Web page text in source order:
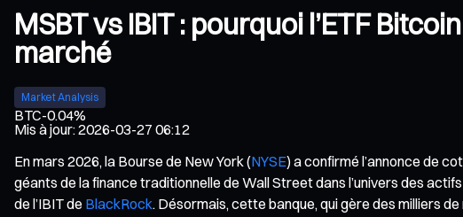
MSBT vs IBIT : pourquoi l’ETF
marché
Market Analysis
BTC-0.04%
Mis à jour:2026-03-27 06:12
En mars 2026, la Bourse de New York (NYSE) a confirmé l’annonce de
géants de la finance traditionnelle de Wall Street dans l’univers des
de l’IBIT de BlackRock. Désormais, cette banque, qui gère des milliers